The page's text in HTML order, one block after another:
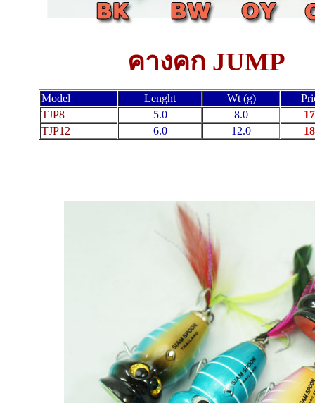
คางคก JUMP
Model Lenght Wt (g)
TJP8
5.0 8.0
TJP12
6.0 12.0